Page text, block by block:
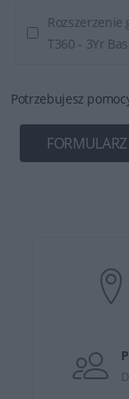
Rozszerzenie
T360 - 3Yr
Potrzebujesz